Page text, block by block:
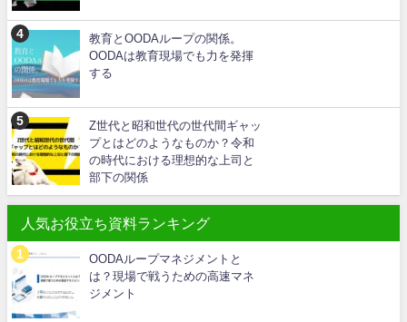
教育とOODAループの関係。
OODAは教育現場でも力を発揮
する
Z世代と昭和世代の世代間ギャッ
プとはどのようなものか？令和
の時代における理想的な上司と
部下の関係
人気お役立ち資料ランキング
OODAループマネジメントと
は？現場で戦うための高速マネ
ジメント